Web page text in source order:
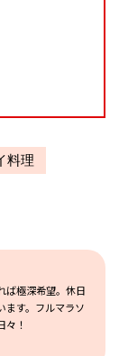
料理
ば極深希望。休日
ます。フルマラソ
々！